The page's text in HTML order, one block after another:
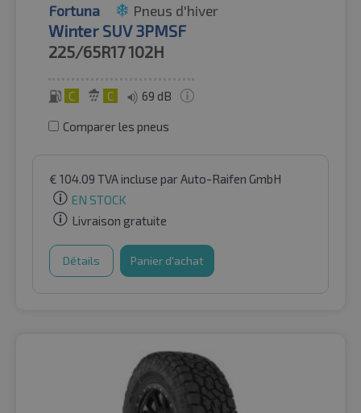
Fortuna Pneus d'hiver
Winter SUV 3PMSF
225/65R17102H
C C 69 dB
Comparer les pneus
€ 104.09 TVA incluse par Auto-Raifen GmbH
EN STOCK
Livraison gratuite
Détails Panier d'achat